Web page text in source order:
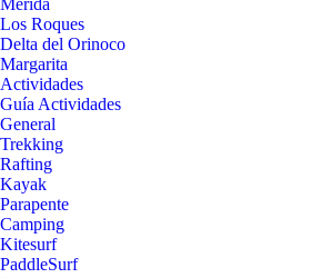
Mérida
Los Roques
Delta del Orinoco
Margarita
Actividades
Guía Actividades
General
Trekking
Rafting
Kayak
Parapente
Camping
Kitesurf
PaddleSurf